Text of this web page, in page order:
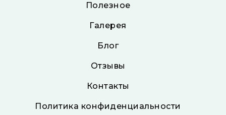
Полезное
Галерея
Блог
Отзывы
Контакты
Политика конфиденциальности